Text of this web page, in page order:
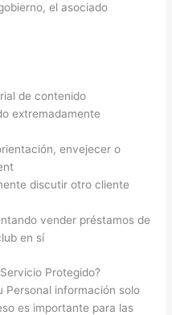
el asociado
de contenido
extremadamente
envejecer o
discutir otro cliente
vender préstamos de
en sí
Protegido?
Personal información solo
es importante para las